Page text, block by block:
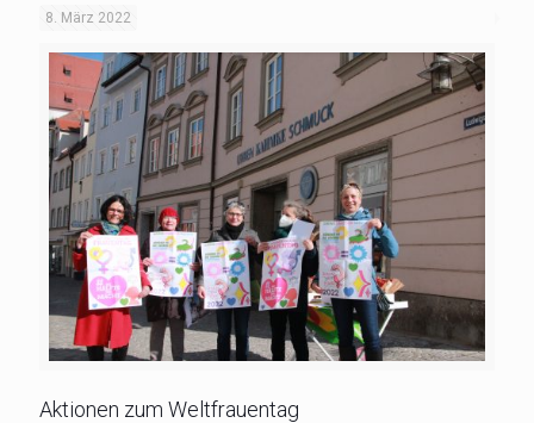
8. März 2022
Aktionen zum Weltfrauentag